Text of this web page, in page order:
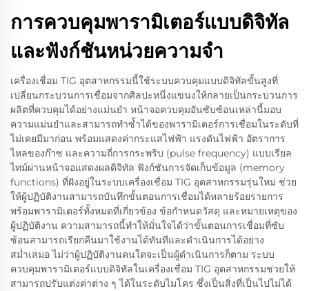
การควบคุมพารามิเตอร์แบบดิจิทัล
และฟังก์ชันหน่วยความจำ
เครื่องเชื่อม TIG อุตสาหกรรมนี้ใช้ระบบควบคุมแบบดิจิทัลขั้นสูงที่
เปลี่ยนกระบวนการเชื่อมจากศิลปะหนึ่งแขนงให้กลายเป็นกระบวนการ
ผลิตที่ควบคุมได้อย่างแม่นยำ หน้าจอควบคุมอันซับซ้อนเหล่านี้มอบ
ความแม่นยำและสามารถทำซ้ำได้ของพารามิเตอร์การเชื่อมในระดับที่
ไม่เคยมีมาก่อน พร้อมแสดงค่ากระแสไฟฟ้า แรงดันไฟฟ้า อัตราการ
ไหลของก๊าซ และความถี่การกระพริบ (pulse frequency) แบบเรียล
ไทม์ผ่านหน้าจอแสดงผลดิจิทัล ฟังก์ชันการจัดเก็บข้อมูล (memory
functions) ที่ฝังอยู่ในระบบเครื่องเชื่อม TIG อุตสาหกรรมรุ่นใหม่ ช่วย
ให้ผู้ปฏิบัติงานสามารถบันทึกขั้นตอนการเชื่อมได้หลายร้อยรายการ
พร้อมพารามิเตอร์ทั้งหมดที่เกี่ยวข้อง ข้อกำหนดวัสดุ และหมายเหตุของ
ผู้ปฏิบัติงาน ความสามารถนี้ทำให้มั่นใจได้ว่าขั้นตอนการเชื่อมที่ซับ
ซ้อนสามารถเรียกคืนมาใช้งานได้ทันทีและดำเนินการได้อย่าง
สม่ำเสมอ ไม่ว่าผู้ปฏิบัติงานคนใดจะเป็นผู้ดำเนินการก็ตาม ระบบ
ควบคุมพารามิเตอร์แบบดิจิทัลในเครื่องเชื่อม TIG อุตสาหกรรมช่วยให้
สามารถปรับแต่งค่าต่าง ๆ ได้ในระดับไมโคร ซึ่งเป็นสิ่งที่เป็นไปไม่ได้